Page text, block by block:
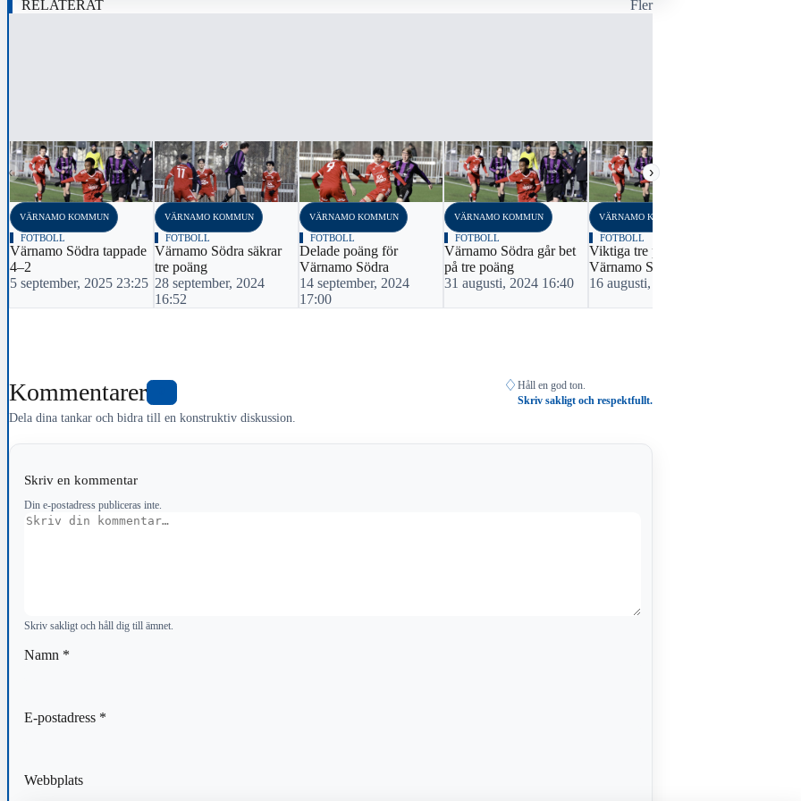
RELATERAT Fler
‹ ›
VÄRNAMO KOMMUN
FOTBOLL
Värnamo Södra tappade
4–2
5 september, 2025 23:25
VÄRNAMO KOMMUN
FOTBOLL
Värnamo Södra säkrar
tre poäng
28 september, 2024
16:52
VÄRNAMO KOMMUN
FOTBOLL
Delade poäng för
Värnamo Södra
14 september, 2024
17:00
VÄRNAMO KOMMUN
FOTBOLL
Värnamo Södra går bet
på tre poäng
31 augusti, 2024 16:40
VÄRNAMO KOMMUN
FOTBOLL
Viktiga tre poäng för
Värnamo Södra
16 augusti, 2024 22:50
Kommentarer
Dela dina tankar och bidra till en konstruktiv diskussion.
♢ Håll en god ton.
Skriv sakligt och respektfullt.
Skriv en kommentar
Din e-postadress publiceras inte.
Kommentar
Skriv sakligt och håll dig till ämnet.
Namn *
E-postadress *
Webbplats